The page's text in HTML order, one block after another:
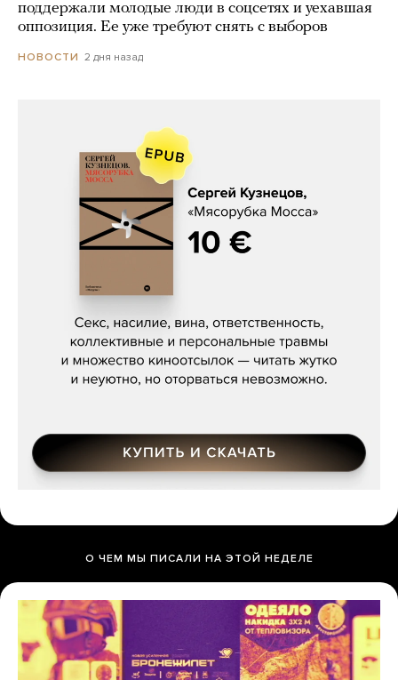
поддержали молодые люди в соцсетях и уехавшая
оппозиция. Ее уже требуют снять с выборов
НОВОСТИ 2 дня назад
Сергей Кузнецов, «Мясорубка
О ЧЕМ МЫ ПИСАЛИ НА ЭТОЙ НЕДЕЛЕ